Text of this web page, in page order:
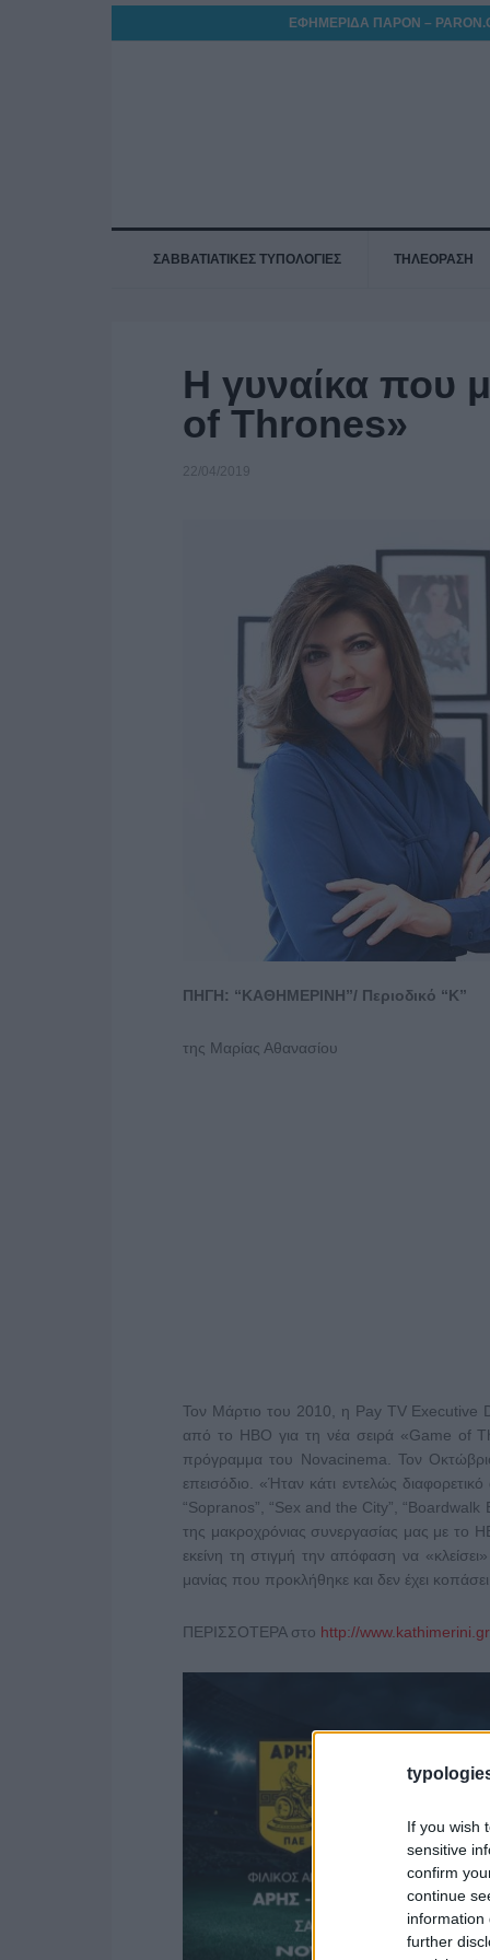
If you wish
sensitive
confirm
continue
information
further
ΕΦΗΜΕΡΙΔΑ ΠΑΡΟΝ –
ΣΑΒΒΑΤΙΑΤΙΚΕΣ ΤΥΠΟΛΟΓΙΕΣ ΤΗΛΕΟΡΑΣΗ
Η γυναίκα που
of Thrones»
22/04/2019
ΠΗΓΗ: “ΚΑΘΗΜΕΡΙΝΗ”/ Περιοδικό “Κ”
της Μαρίας Αθανασίου
Τον Μάρτιο του 2010, η Pay TV Executive
από το ΗΒΟ για τη νέα σειρά «Game of
πρόγραμμα του Novacinema. Τον
επεισόδιο. «Ήταν κάτι εντελώς
“Sopranos”, “Sex and the City”, “Boardwalk
της μακροχρόνιας συνεργασίας μας με το
εκείνη τη στιγμή την απόφαση να
μανίας που προκλήθηκε και δεν έχει
ΠΕΡΙΣΣΟΤΕΡΑ στο http://